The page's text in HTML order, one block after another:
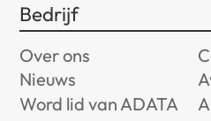
Bedrijf
Over ons
Nieuws
Word lid van ADATA